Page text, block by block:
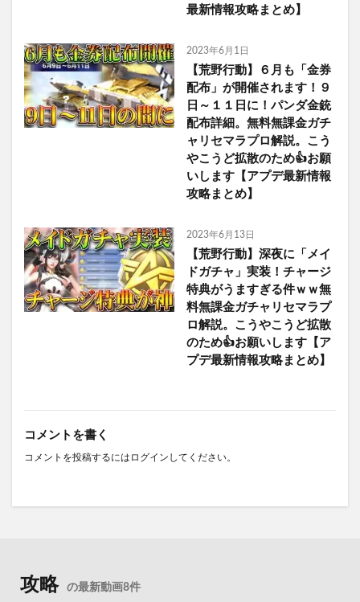
最新情報攻略まとめ】
2023年6月1日
【荒野行動】６月も「金券
配布」が開催されます！９
日～１１日に！パンダ金銃
配布詳細。無料無課金ガチ
ャリセマラプロ解説。こう
やこうど拡散のため👍お願
いします【アプデ最新情報
攻略まとめ】
2023年6月13日
【荒野行動】深夜に「メイ
ドガチャ」実装！チャージ
特典がうますぎる件ｗｗ無
料無課金ガチャリセマラプ
ロ解説。こうやこうど拡散
のため👍お願いします【ア
プデ最新情報攻略まとめ】
コメントを書く
コメントを投稿するには ログイン してください。
攻略 の最新動画8件